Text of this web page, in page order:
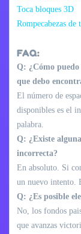
Toca bloques 3D
Rompecabezas de
FAQ:
Q: ¿Cómo
que debo
El número de
disponibles es el
palabra.
Q: ¿Existe
incorrecta?
En absoluto. Si
un nuevo intento.
Q: ¿Es posible
No, los fondos
que avanzas